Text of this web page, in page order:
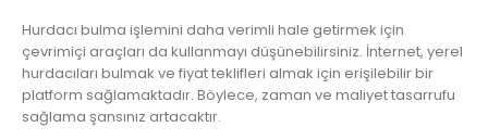
Hurdacı bulma işlemini daha verimli hale getirmek için
çevrimiçi araçları da kullanmayı düşünebilirsiniz. İnternet, yerel
hurdacıları bulmak ve fiyat teklifleri almak için erişilebilir bir
platform sağlamaktadır. Böylece, zaman ve maliyet tasarrufu
sağlama şansınız artacaktır.